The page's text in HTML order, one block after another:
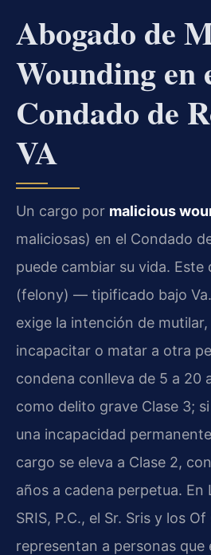
Abogado de
Wounding en
Condado de
VA
Un cargo por malicious
maliciosas) en el Condado
puede cambiar su vida. Este
(felony) — tipificado bajo
exige la intención de
incapacitar o matar a otra
condena conlleva de 5 a 20
como delito grave Clase 3;
una incapacidad
cargo se eleva a Clase 2,
años a cadena perpetua. En
SRIS, P.C., el Sr. Sris y los
representan a personas